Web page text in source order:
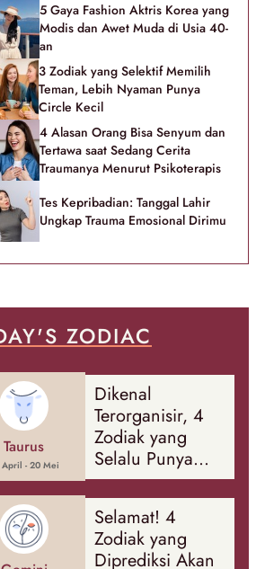
5 Gaya Fashion Aktris Korea yang
Modis dan Awet Muda di Usia 40-
an
3 Zodiak yang Selektif Memilih
Teman, Lebih Nyaman Punya
Circle Kecil
4 Alasan Orang Bisa Senyum dan
Tertawa saat Sedang Cerita
Traumanya Menurut Psikoterapis
Tes Kepribadian: Tanggal Lahir
Ungkap Trauma Emosional Dirimu
ZODIAC
Taurus
- 20 Mei
Dikenal
Terorganisir, 4
Zodiak yang
Selalu Punya
Rencana
Cadangan Soal
Banyak Hal
Selamat! 4
Zodiak yang
Diprediksi Akan